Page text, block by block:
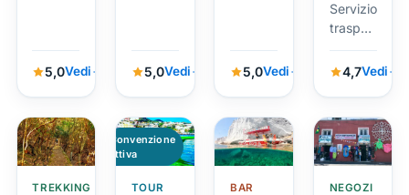
5,0Vedi 5,0Vedi 5,0Vedi
Servizio
trasporto
pubblico
urbano
4,7Vedi
TREKKING
TOUR
Convenzione
attiva
BAR NEGOZI